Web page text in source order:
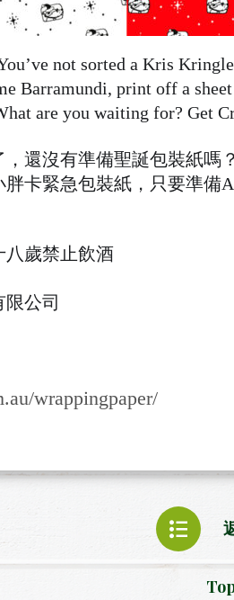
not sorted a Kris
Barramundi, print off a
are you waiting for? Get
還沒有準備聖誕包裝紙嗎？
卡緊急包裝紙，只要準
八歲禁止飲酒
公司
wrappingpaper/